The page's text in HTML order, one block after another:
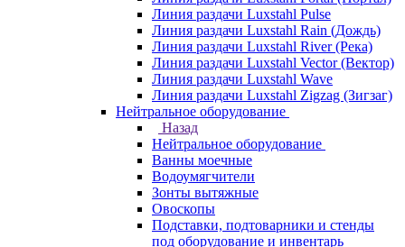
Линия раздачи Luxstahl Pulse
Линия раздачи Luxstahl Rain (Дождь)
Линия раздачи Luxstahl River (Река)
Линия раздачи Luxstahl Vector (Вектор)
Линия раздачи Luxstahl Wave
Линия раздачи Luxstahl Zigzag (Зигзаг)
Нейтральное оборудование
Назад
Нейтральное оборудование
Ванны моечные
Водоумягчители
Зонты вытяжные
Овоскопы
Подставки, подтоварники и стенды
под оборудование и инвентарь